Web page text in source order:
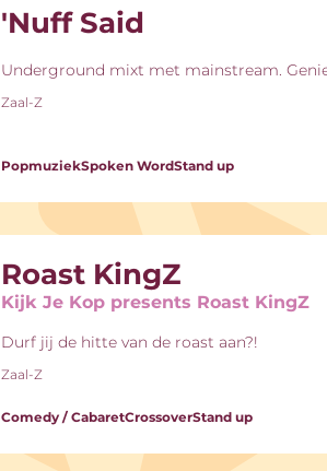
'Nuff Said
Underground mixt met mainstream.
Zaal-Z
PopmuziekSpoken WordStand up
Roast KingZ
Kijk Je Kop presents Roast KingZ
Durf jij de hitte van de roast aan?!
Zaal-Z
Comedy / CabaretCrossoverStand up